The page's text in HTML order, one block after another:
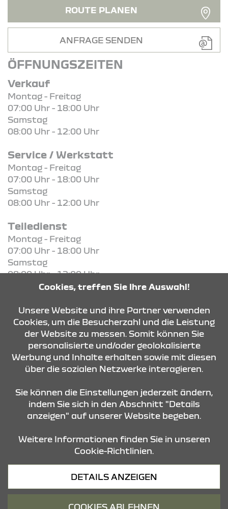
ROUTE PLANEN
ANFRAGE SENDEN
ÖFFNUNGSZEITEN
Verkauf
Montag - Freitag
07:00 Uhr - 18:00 Uhr
Samstag
08:00 Uhr - 12:00 Uhr
Service / Werkstatt
Montag - Freitag
07:00 Uhr - 18:00 Uhr
Samstag
08:00 Uhr - 12:00 Uhr
Teiledienst
Montag - Freitag
07:00 Uhr - 18:00 Uhr
Samstag
08:00 Uhr - 12:00 Uhr
KONTAKT & ANFAHRT
ÖFFNUNGSZEITEN
STANDORTE
Datenschutz
Cookies, treffen Sie Ihre Auswahl!
Unsere Website und ihre Partner verwenden
Cookies, um die Besucherzahl und die Leistung
der Website zu messen. Somit können Sie
personalisierte und/oder geolokalisierte
Werbung und Inhalte erhalten sowie mit diesen
über die sozialen Netzwerke interagieren.
Sie können die Einstellungen jederzeit ändern,
indem Sie sich in den Abschnitt "Details
anzeigen" auf unserer Website begeben.
Weitere Informationen finden Sie in unseren
Cookie-Richtlinien.
DETAILS ANZEIGEN
COOKIES ABLEHNEN